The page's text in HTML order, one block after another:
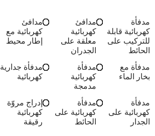
مدفأة
كهربائية قابلة
للتركيب على
الحائط
مدافئ
كهربائية
معلقة على
الجدران
مدافئ
كهربائية مع
إطار محيط
مدفأة مع
بخار الماء
مدفأة
كهربائية
مدمجة
مدفأة جدارية
كهربائية
مدفأة
كهربائية على
الجدار
مدفأة
كهربائية على
الحائط
إدراج مروّة
كهربائية
رقيقة